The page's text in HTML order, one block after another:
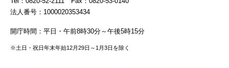
法人番号：1000020353434
開庁時間：平日・午前8時30分～午後5時15分
※土日・祝日年末年始12月29日～1月3日を除く